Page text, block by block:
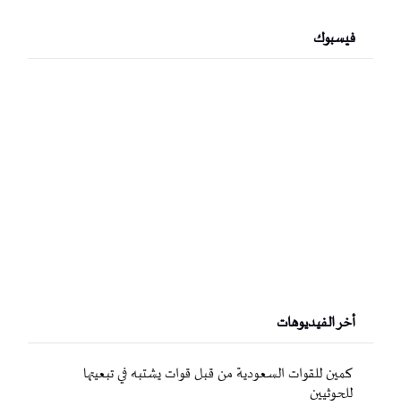
فيسبوك
أخر الفيديوهات
كمين للقوات السعودية من قبل قوات يشتبه في تبعيتها
للحوثيين